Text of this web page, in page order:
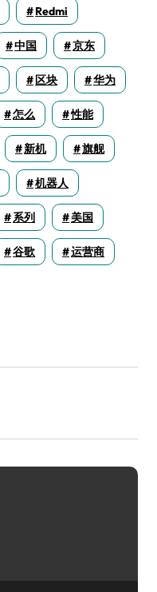
Redmi
中国 京东
区块 华为
怎么 性能
新机 旗舰
机器人
系列 美国
谷歌 运营商